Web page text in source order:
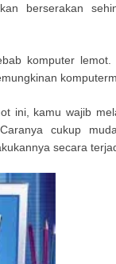
berserakan
komputer
ini, kamu wajib
cukup
secara